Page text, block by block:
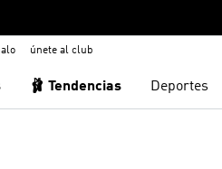
únete al club
🩰 Tendencias Deportes